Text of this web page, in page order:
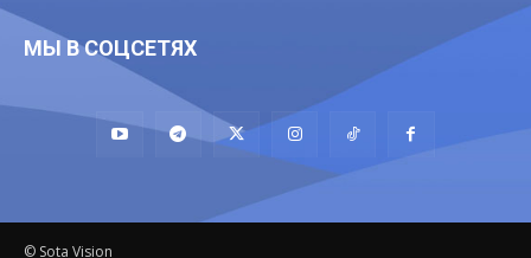
МЫ В СОЦСЕТЯХ
© Sota Vision